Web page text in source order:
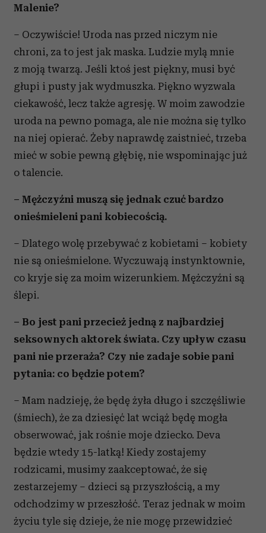
Malenie?
– Oczywiście! Uroda nas przed niczym nie
chroni, za to jest jak maska. Ludzie mylą mnie
z moją twarzą. Jeśli ktoś jest piękny, musi być
głupi i pusty jak wydmuszka. Piękno wyzwala
ciekawość, lecz także agresję. W moim zawodzie
uroda na pewno pomaga, ale nie można się tylko
na niej opierać. Żeby naprawdę zaistnieć, trzeba
mieć w sobie pewną głębię, nie wspominając już
o talencie.
– Mężczyźni muszą się jednak czuć bardzo
onieśmieleni pani kobiecością.
– Dlatego wolę przebywać z kobietami – kobiety
nie są onieśmielone. Wyczuwają instynktownie,
co kryje się za moim wizerunkiem. Mężczyźni są
ślepi.
– Bo jest pani przecież jedną z najbardziej
seksownych aktorek świata. Czy upływ czasu
pani nie przeraża? Czy nie zadaje sobie pani
pytania: co będzie potem?
– Mam nadzieję, że będę żyła długo i szczęśliwie
(śmiech), że za dziesięć lat wciąż będę mogła
obserwować, jak rośnie moje dziecko. Deva
będzie wtedy 15-latką! Kiedy zostajemy
rodzicami, musimy zaakceptować, że się
zestarzejemy – dzieci są przyszłością, a my
odchodzimy w przeszłość. Teraz jednak w moim
życiu tyle się dzieje, że nie mogę przewidzieć